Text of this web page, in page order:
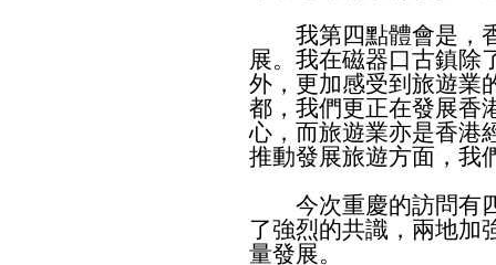
我第四點體會是，香
展。我在磁器口古鎮除
外，更加感受到旅遊業
都，我們更正在發展香
心，而旅遊業亦是香港
推動發展旅遊方面，我
今次重慶的訪問有四
了強烈的共識，兩地加
量發展。